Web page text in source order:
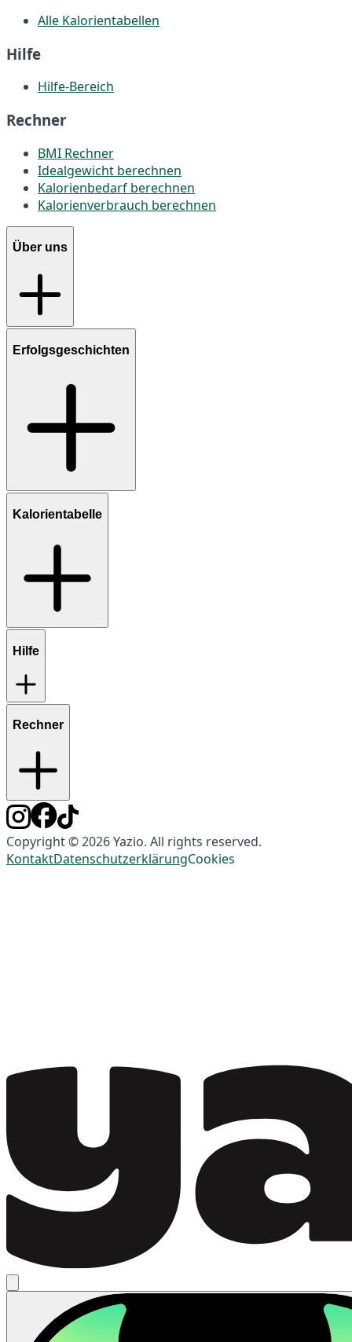
Alle Kalorientabellen
Hilfe
Hilfe-Bereich
Rechner
BMI Rechner
Idealgewicht berechnen
Kalorienbedarf berechnen
Kalorienverbrauch berechnen
Über uns
Erfolgsgeschichten
Kalorientabelle
Hilfe
Rechner
Copyright © 2026 Yazio. All rights reserved.
KontaktDatenschutzerklärungCookies